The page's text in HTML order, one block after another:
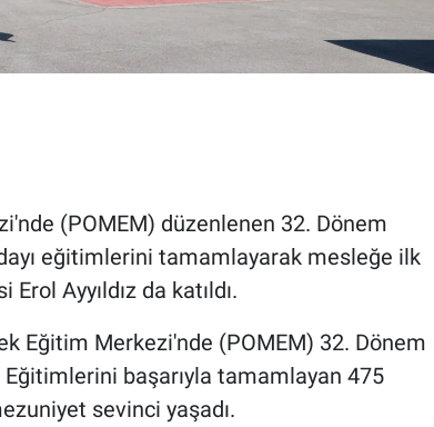
(POMEM) düzenlenen 32. Dönem
eğitimlerini tamamlayarak mesleğe ilk
Erol Ayyıldız da katıldı.
Eğitim Merkezi'nde (POMEM) 32. Dönem
başarıyla tamamlayan 475
sevinci yaşadı.